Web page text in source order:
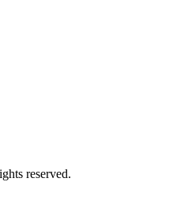
reserved.